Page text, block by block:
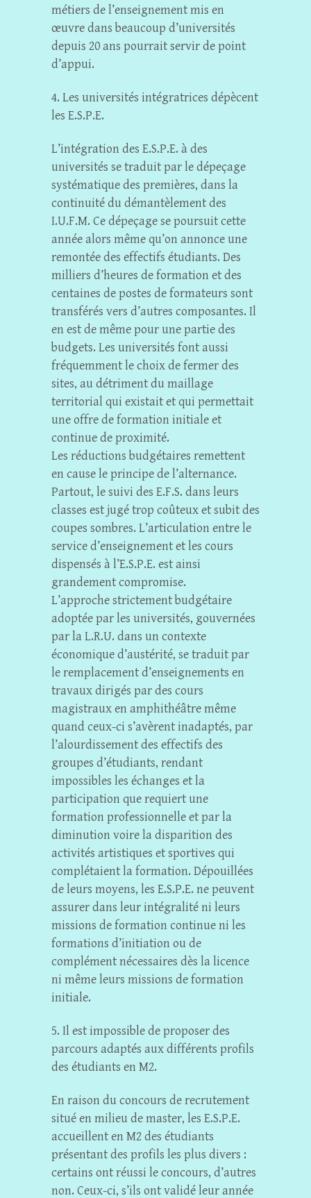
métiers de l’enseignement mis en
œuvre dans beaucoup d’universités
depuis 20 ans pourrait servir de point
d’appui.
4. Les universités intégratrices dépècent
les E.S.P.E.
L’intégration des E.S.P.E. à des
universités se traduit par le dépeçage
systématique des premières, dans la
continuité du démantèlement des
I.U.F.M. Ce dépeçage se poursuit cette
année alors même qu’on annonce une
remontée des effectifs étudiants. Des
milliers d’heures de formation et des
centaines de postes de formateurs sont
transférés vers d’autres composantes. Il
en est de même pour une partie des
budgets. Les universités font aussi
fréquemment le choix de fermer des
sites, au détriment du maillage
territorial qui existait et qui permettait
une offre de formation initiale et
continue de proximité.
Les réductions budgétaires remettent
en cause le principe de l’alternance.
Partout, le suivi des E.F.S. dans leurs
classes est jugé trop coûteux et subit des
coupes sombres. L’articulation entre le
service d’enseignement et les cours
dispensés à l’E.S.P.E. est ainsi
grandement compromise.
L’approche strictement budgétaire
adoptée par les universités, gouvernées
par la L.R.U. dans un contexte
économique d’austérité, se traduit par
le remplacement d’enseignements en
travaux dirigés par des cours
magistraux en amphithéâtre même
quand ceux-ci s’avèrent inadaptés, par
l’alourdissement des effectifs des
groupes d’étudiants, rendant
impossibles les échanges et la
participation que requiert une
formation professionnelle et par la
diminution voire la disparition des
activités artistiques et sportives qui
complétaient la formation. Dépouillées
de leurs moyens, les E.S.P.E. ne peuvent
assurer dans leur intégralité ni leurs
missions de formation continue ni les
formations d’initiation ou de
complément nécessaires dès la licence
ni même leurs missions de formation
initiale.
5. Il est impossible de proposer des
parcours adaptés aux différents profils
des étudiants en M2.
En raison du concours de recrutement
situé en milieu de master, les E.S.P.E.
accueillent en M2 des étudiants
présentant des profils les plus divers :
certains ont réussi le concours, d’autres
non. Ceux-ci, s’ils ont validé leur année